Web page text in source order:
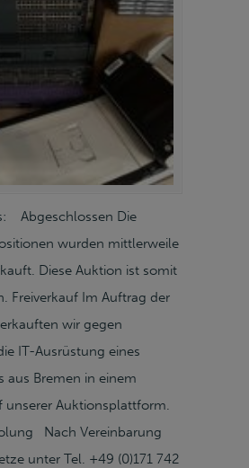
Abgeschlossen Die
wurden mittlerweile
Diese Auktion ist somit
Freiverkauf Im Auftrag der
wir gegen
IT-Ausrüstung eines
aus Bremen in einem
unserer Auktionsplattform.
Nach Vereinbarung
unter Tel. +49 (0)171 742